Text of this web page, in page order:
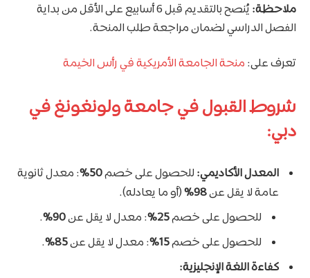
ملاحظة:
يُنصح بالتقديم قبل 6 أسابيع على الأقل من بداية
الفصل الدراسي لضمان مراجعة طلب المنحة.
تعرف على: منحة الجامعة الأمريكية في رأس الخيمة
شروط القبول في جامعة ولونغونغ في
دبي:
المعدل الأكاديمي: للحصول على خصم50%
: معدل ثانوية
عامة لا يقل عن98%
(أو ما يعادله).
للحصول على خصم25% : معدل لا يقل عن90%
.
للحصول على خصم15% : معدل لا يقل عن85%
.
كفاءة اللغة الإنجليزية: